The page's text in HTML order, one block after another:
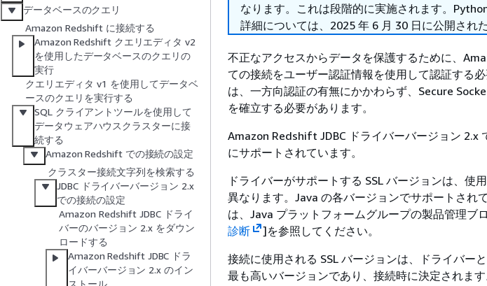
データベースのクエリ
Amazon Redshift に接続する
Amazon Redshift クエリエディタ v2
を使用したデータベースのクエリの
実行
クエリエディタ v1 を使用してデータベ
ースのクエリを実行する
SQL クライアントツールを使用して
データウェアハウスクラスターに接
続する
Amazon Redshift での接続の設定
クラスター接続文字列を検索する
JDBC ドライバーバージョン 2.x
での接続の設定
Amazon Redshift JDBC ドライ
バーのバージョン 2.x をダウン
ロードする
Amazon Redshift JDBC ドラ
イバーバージョン 2.x のイン
なります。これは段階的に実施されます。
詳細については、2025 年 6 月 30 日に公開された
不正なアクセスからデータを保護するために、
ての接続をユーザー認証情報を使用して認証する
は、一方向認証の有無にかかわらず、Secure
を確立する必要があります。
Amazon Redshift JDBC ドライバーバージョン 2.x
にサポートされています。
ドライバーがサポートする SSL バージョンは、使
異なります。Java の各バージョンでサポートされ
は、Java プラットフォームグループの製品管理ブ
診断
]を参照してください。
接続に使用される SSL バージョンは、ドライバー
最も高いバージョンであり、接続時に決定されます